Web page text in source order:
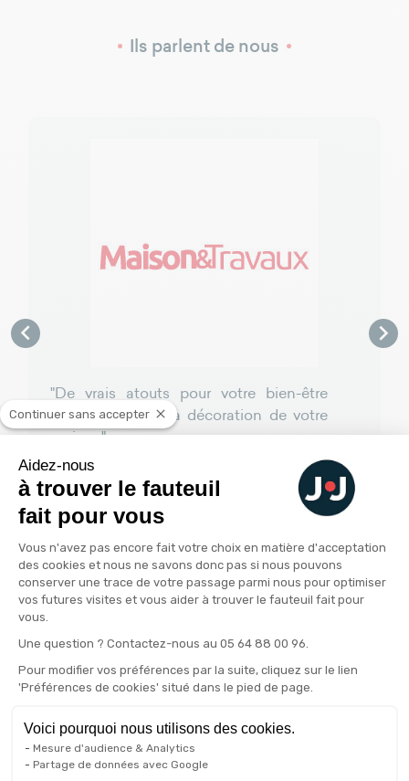
Ils parlent de nous

"De vrais atouts pour votre bien-être
mais aussi pour la décoration de votre
maison"

Restons en contact
Newsletter Jeanne et Jean
Recevez toutes nos promos et astuces. Découvrez
chaque mois les articles de nos experts et restez
Continuer sans accepter
Aidez-nous
à trouver le fauteuil
fait pour vous
Plateforme de Gestion du
Vous n'avez pas encore fait votre choix en matière d'acceptation
des cookies et nous ne savons donc pas si nous pouvons
conserver une trace de votre passage parmi nous pour optimiser
vos futures visites et vous aider à trouver le fauteuil fait pour
vous.
Une question ? Contactez-nous au 05 64 88 00 96.
Pour modifier vos préférences par la suite, cliquez sur le lien
'Préférences de cookies' situé dans le pied de page.
Voici pourquoi nous utilisons des cookies.
Mesure d'audience & Analytics
Partage de données avec Google
Axeptio consent